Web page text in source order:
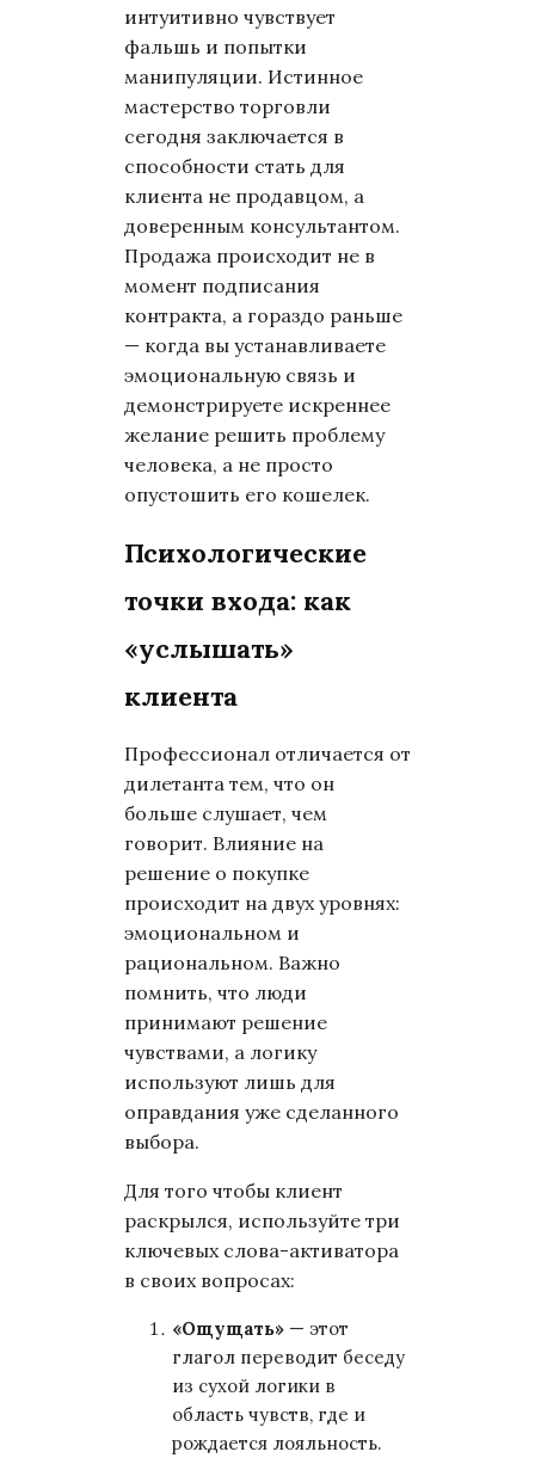
интуитивно чувствует
фальшь и попытки
манипуляции. Истинное
мастерство торговли
сегодня заключается в
способности стать для
клиента не продавцом, а
доверенным консультантом.
Продажа происходит не в
момент подписания
контракта, а гораздо раньше
— когда вы устанавливаете
эмоциональную связь и
демонстрируете искреннее
желание решить проблему
человека, а не просто
опустошить его кошелек.
Психологические
точки входа: как
«услышать»
клиента
Профессионал отличается от
дилетанта тем, что он
больше слушает, чем
говорит. Влияние на
решение о покупке
происходит на двух уровнях:
эмоциональном и
рациональном. Важно
помнить, что люди
принимают решение
чувствами, а логику
используют лишь для
оправдания уже сделанного
выбора.
Для того чтобы клиент
раскрылся, используйте три
ключевых слова-активатора
в своих вопросах:
«Ощущать» — этот
глагол переводит беседу
из сухой логики в
область чувств, где и
рождается лояльность.